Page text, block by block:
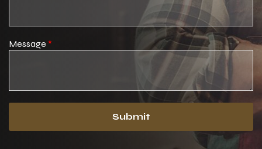
Message *
Submit